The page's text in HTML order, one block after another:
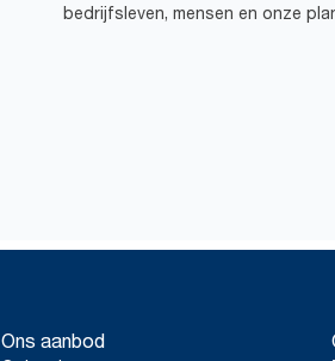
bedrijfsleven, mensen en onze
Ons aanbod